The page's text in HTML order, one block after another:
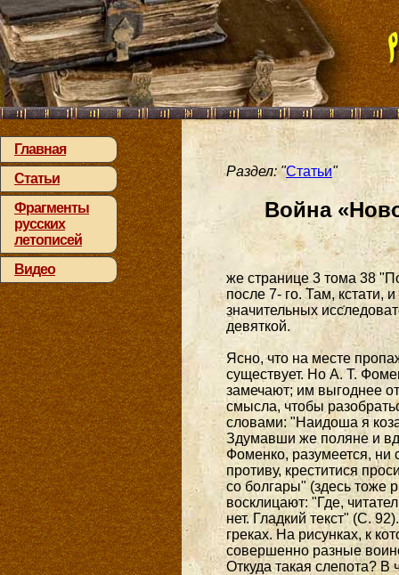
Главная
Статьи
Фрагменты
русских
летописей
Видео
Раздел: "Статьи"
Война
же странице 3 тома 38
после 7- го. Там, кстати,
значительных
девяткой.
Ясно, что на месте
существует. Но А. Т.
замечают; им выгоднее
смысла, чтобы
словами: "Наидоша я
Здумавши же поляне и
Фоменко, разумеется, ни
противу, креститися
со болгары" (здесь тоже
восклицают: "Где,
нет. Гладкий текст" (С.
греках. На рисунках, к
совершенно разные
Откуда такая слепота? В